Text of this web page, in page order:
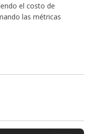
el costo de
las métricas